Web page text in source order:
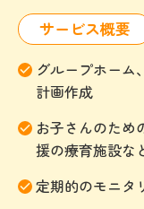
サービス概要
グループホーム
計画作成
お子さんのため
援の療育施設な
定期的のモニタ